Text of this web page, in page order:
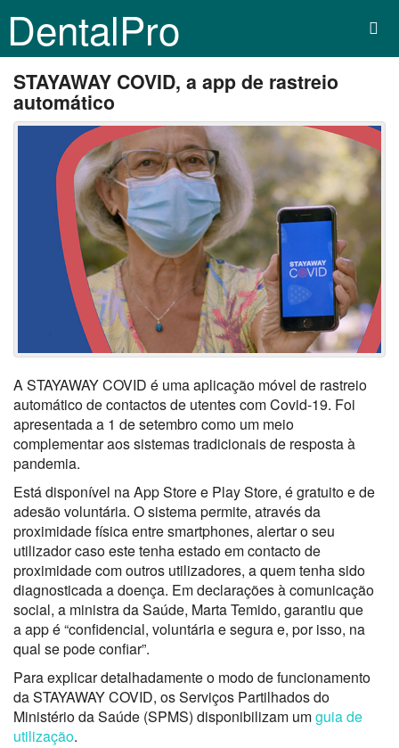
DentalPro
STAYAWAY COVID, a app de rastreio
automático
A STAYAWAY COVID é uma aplicação móvel de rastreio
automático de contactos de utentes com Covid-19. Foi
apresentada a 1 de setembro como um meio
complementar aos sistemas tradicionais de resposta à
pandemia.
Está disponível na App Store e Play Store, é gratuito e de
adesão voluntária. O sistema permite, através da
proximidade física entre smartphones, alertar o seu
utilizador caso este tenha estado em contacto de
proximidade com outros utilizadores, a quem tenha sido
diagnosticada a doença. Em declarações à comunicação
social, a ministra da Saúde, Marta Temido, garantiu que
a app é “confidencial, voluntária e segura e, por isso, na
qual se pode confiar”.
Para explicar detalhadamente o modo de funcionamento
da STAYAWAY COVID, os Serviços Partilhados do
Ministério da Saúde (SPMS) disponibilizam umguia de
utilização.